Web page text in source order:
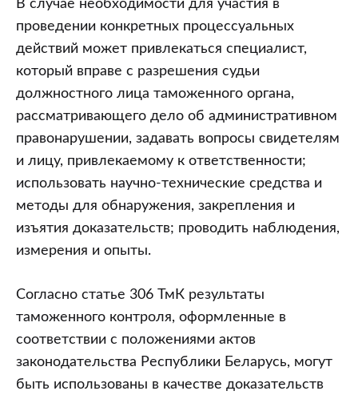
В случае необходимости для участия в
проведении конкретных процессуальных
действий может привлекаться специалист,
который вправе с разрешения судьи
должностного лица таможенного органа,
рассматривающего дело об административном
правонарушении, задавать вопросы свидетелям
и лицу, привлекаемому к ответственности;
использовать научно-технические средства и
методы для обнаружения, закрепления и
изъятия доказательств; проводить наблюдения,
измерения и опыты.
Согласно статье 306 ТмК результаты
таможенного контроля, оформленные в
соответствии с положениями актов
законодательства Республики Беларусь, могут
быть использованы в качестве доказательств